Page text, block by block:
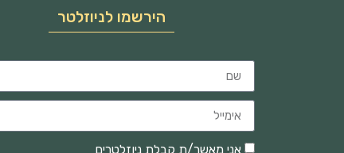
הירשמו לניוזלטר
אני מאשר/ת קבלת ניוזלטרים